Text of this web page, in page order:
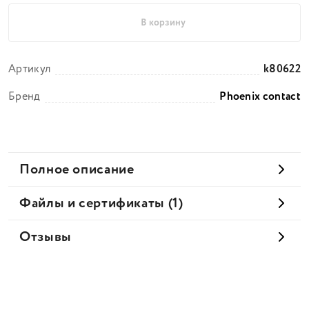
В корзину
Артикул
k80622
Бренд
Phoenix contact
Полное описание
Файлы и сертификаты (1)
Отзывы